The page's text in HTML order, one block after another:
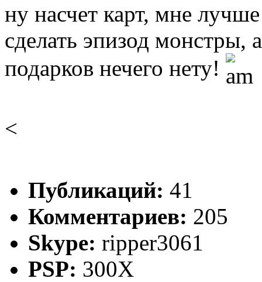
ну насчет карт, мне
сделать эпизод монстры,
подарков нечего нету!
<
Публикаций: 41
Комментариев: 205
Skype: ripper3061
PSP: 300X